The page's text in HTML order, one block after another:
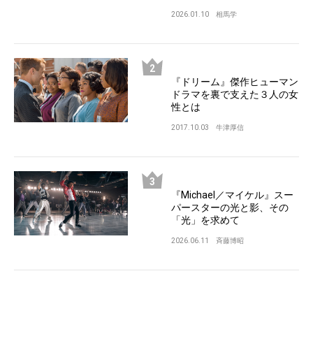
2026.01.10 相馬学
『ドリーム』傑作ヒューマン
ドラマを裏で支えた３人の女
性とは
2017.10.03 牛津厚信
『Michael／マイケル』スー
パースターの光と影、その
「光」を求めて
2026.06.11 斉藤博昭